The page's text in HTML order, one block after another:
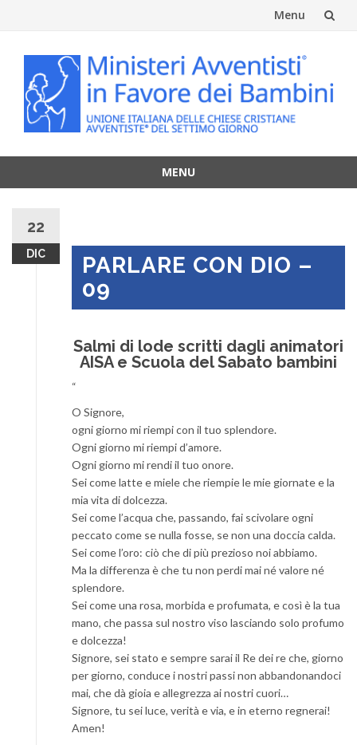
Menu
contenuto
MENU
contenuto
22
DIC
PARLARE CON DIO –
09
Salmi di lode scritti dagli animatori
AISA e Scuola del Sabato bambini
“
O Signore,
ogni giorno mi riempi con il tuo splendore.
Ogni giorno mi riempi d’amore.
Ogni giorno mi rendi il tuo onore.
Sei come latte e miele che riempie le mie giornate e la
mia vita di dolcezza.
Sei come l’acqua che, passando, fai scivolare ogni
peccato come se nulla fosse, se non una doccia calda.
Sei come l’oro: ciò che di più prezioso noi abbiamo.
Ma la differenza è che tu non perdi mai né valore né
splendore.
Sei come una rosa, morbida e profumata, e così è la tua
mano, che passa sul nostro viso lasciando solo profumo
e dolcezza!
Signore, sei stato e sempre sarai il Re dei re che, giorno
per giorno, conduce i nostri passi non abbandonandoci
mai, che dà gioia e allegrezza ai nostri cuori…
Signore, tu sei luce, verità e via, e in eterno regnerai!
Amen!